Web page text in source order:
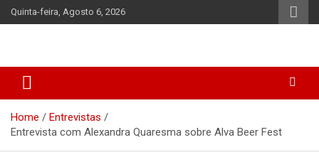
Skip
to
Quinta-feira, Agosto 6, 2026
Home
Entrevistas
Entrevista com Alexandra Quaresma sobre Alva Beer Fest